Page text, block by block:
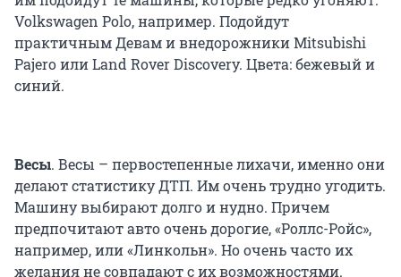
Volkswagen Polo, например. Подойдут
практичным Девам и внедорожники Mitsubishi
Pajero или Land Rover Discovery. Цвета: бежевый и
синий.
Весы. Весы – первостепенные лихачи, именно они
делают статистику ДТП. Им очень трудно угодить.
Машину выбирают долго и нудно. Причем
предпочитают авто очень дорогие, «Роллс-Ройс»,
например, или «Линкольн». Но очень часто их
желания не совпадают с их возможностями.